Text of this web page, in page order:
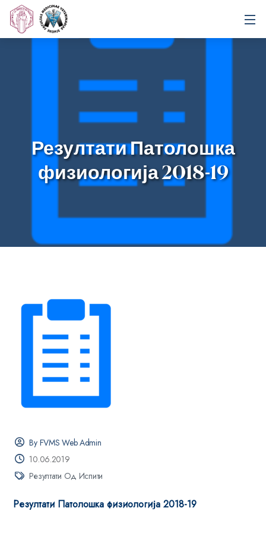
Резултати Патолошка
физиологија 2018-19
By FVMS Web Admin
10.06.2019
Резултати Од Испити
Резултати Патолошка физиологија 2018-19